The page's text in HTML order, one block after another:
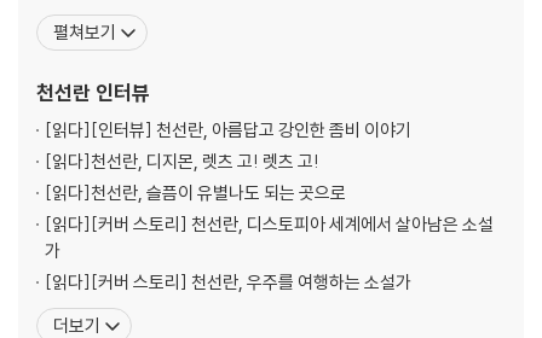
놔야겠다고 생각했다. 대부분의 시간 늘 상상하고, 늘 무언가를 쓰고
있다. 2019년 장편소설 『무너진 다리』를 발표하며 작품활동을 시작
『밤에 찾아오는 구원자』 『나인』, 중편소설 『랑
펼쳐보기
천선란 인터뷰
[읽다][인터뷰] 천선란, 아름답고 강인한 좀비 이야기
[읽다]천선란, 디지몬, 렛츠 고! 렛츠 고!
[읽다]천선란, 슬픔이 유별나도 되는 곳으로
[읽다][커버 스토리] 천선란, 디스토피아 세계에서 살아남은 소설
가
[읽다][커버 스토리] 천선란, 우주를 여행하는 소설가
더보기